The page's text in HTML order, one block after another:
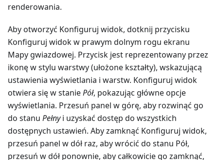
renderowania.
Aby otworzyć Konfiguruj widok, dotknij przycisku
Konfiguruj widok w prawym dolnym rogu ekranu
Mapy gwiazdowej. Przycisk jest reprezentowany przez
ikonę w stylu warstwy (ułożone kształty), wskazującą
ustawienia wyświetlania i warstw. Konfiguruj widok
otwiera się w staniePół, pokazując główne opcje
wyświetlania. Przesuń panel w górę, aby rozwinąć go
do stanu Pełnyi uzyskać dostęp do wszystkich
dostępnych ustawień. Aby zamknąć Konfiguruj widok,
przesuń panel w dół raz, aby wrócić do stanu Pół,
przesuń w dół ponownie, aby całkowicie go zamknąć,